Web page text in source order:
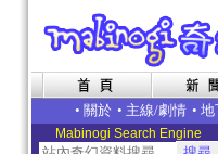
• 關於 • 主線/劇情 • 地
Mabinogi Search Engine